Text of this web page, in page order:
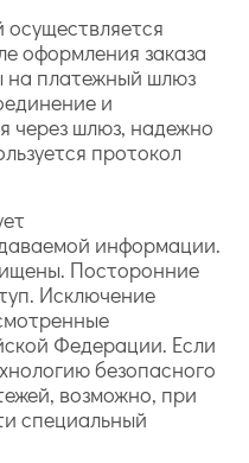
оформления заказа
на платежный шлюз
и
через шлюз, надежно
протокол
информации.
Посторонние
Исключение
Федерации. Если
безопасного
возможно, при
специальный